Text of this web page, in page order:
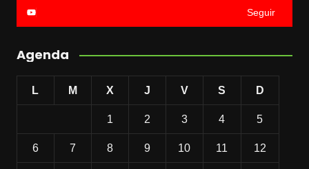
Seguir
Agenda
L M X J V S D
1 2 3 4 5
6 7 8 9 10 11 12